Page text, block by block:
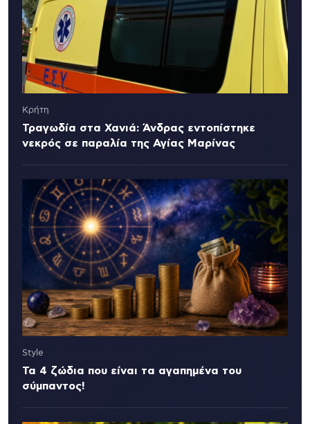
Κρήτη
Τραγωδία στα Χανιά: Άνδρας εντοπίστηκε
νεκρός σε παραλία της Αγίας Μαρίνας
Style
Τα 4 ζώδια που είναι τα αγαπημένα του
σύμπαντος!